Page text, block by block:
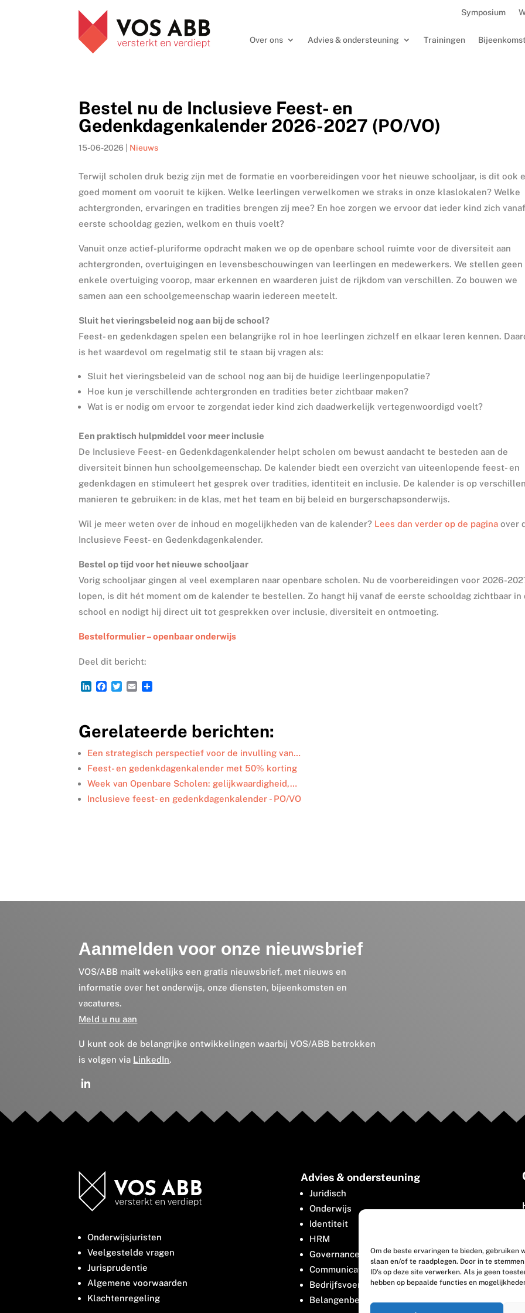
Om de beste ervaringen te bieden,
slaan en/of te raadplegen. Door in te
ID's op deze site verwerken. Als je geen
hebben op bepaalde functies en
Symposium
Over ons Advies & ondersteuning Trainingen
Bestel nu de Inclusieve Feest- en
Gedenkdagenkalender 2026-2027 (PO/VO)
15-06-2026 Nieuws
Terwijl scholen druk bezig zijn met de formatie en voorbereidingen voor het nieuwe schooljaar, is dit ook
goed moment om vooruit te kijken. Welke leerlingen verwelkomen we straks in onze klaslokalen? Welke
achtergronden, ervaringen en tradities brengen zij mee? En hoe zorgen we ervoor dat ieder kind zich
eerste schooldag gezien, welkom en thuis voelt?
Vanuit onze actief-pluriforme opdracht maken we op de openbare school ruimte voor de diversiteit aan
achtergronden, overtuigingen en levensbeschouwingen van leerlingen en medewerkers. We stellen geen
enkele overtuiging voorop, maar erkennen en waarderen juist de rijkdom van verschillen. Zo bouwen we
samen aan een schoolgemeenschap waarin iedereen meetelt.
Sluit het vieringsbeleid nog aan bij de school?
Feest- en gedenkdagen spelen een belangrijke rol in hoe leerlingen zichzelf en elkaar leren kennen.
is het waardevol om regelmatig stil te staan bij vragen als:
Sluit het vieringsbeleid van de school nog aan bij de huidige leerlingenpopulatie?
Hoe kun je verschillende achtergronden en tradities beter zichtbaar maken?
Wat is er nodig om ervoor te zorgendat ieder kind zich daadwerkelijk vertegenwoordigd voelt?
Een praktisch hulpmiddel voor meer inclusie
De Inclusieve Feest- en Gedenkdagenkalender helpt scholen om bewust aandacht te besteden aan de
diversiteit binnen hun schoolgemeenschap. De kalender biedt een overzicht van uiteenlopende feest- en
gedenkdagen en stimuleert het gesprek over tradities, identiteit en inclusie. De kalender is op
manieren te gebruiken: in de klas, met het team en bij beleid en burgerschapsonderwijs.
Wil je meer weten over de inhoud en mogelijkheden van de kalender? Lees dan verder op de pagina over
Inclusieve Feest- en Gedenkdagenkalender.
Bestel op tijd voor het nieuwe schooljaar
Vorig schooljaar gingen al veel exemplaren naar openbare scholen. Nu de voorbereidingen voor 2026-
lopen, is dit hét moment om de kalender te bestellen. Zo hangt hij vanaf de eerste schooldag zichtbaar in
school en nodigt hij direct uit tot gesprekken over inclusie, diversiteit en ontmoeting.
Bestelformulier – openbaar onderwijs
Deel dit bericht:
L
e
d
I
n
F
b
o
o
k
T
t
e
r
E
l
n
Gerelateerde berichten:
Een strategisch perspectief voor de invulling van…
Feest- en gedenkdagenkalender met 50% korting
Week van Openbare Scholen: gelijkwaardigheid,…
Inclusieve feest- en gedenkdagenkalender - PO/VO
Aanmelden voor onze nieuwsbrief
VOS/ABB mailt wekelijks een gratis nieuwsbrief, met nieuws en
informatie over het onderwijs, onze diensten, bijeenkomsten en
vacatures.
Meld u nu aan
U kunt ook de belangrijke ontwikkelingen waarbij VOS/ABB betrokken
is volgen via LinkedIn.
Onderwijsjuristen
Veelgestelde vragen
Jurisprudentie
Algemene voorwaarden
Klachtenregeling
Advies & ondersteuning
Juridisch
Onderwijs
Identiteit
HRM
Governance
Communicatie
Bedrijfsvoering
Belangenbehartiging